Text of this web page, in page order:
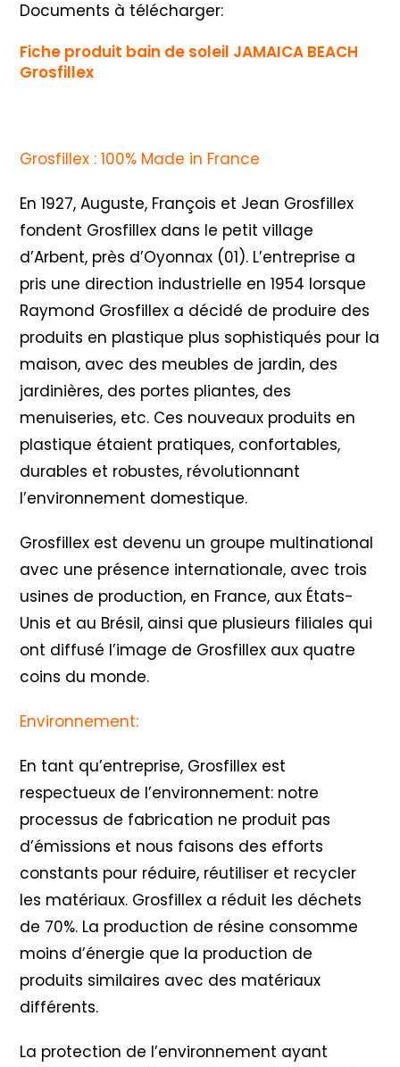
Documents à télécharger:
Fiche produit bain de soleil JAMAICA BEACH
Grosfillex
Grosfillex : 100% Made in France
En 1927, Auguste, François et Jean Grosfillex
fondent Grosfillex dans le petit village
d’Arbent, près d’Oyonnax (01). L’entreprise a
pris une direction industrielle en 1954 lorsque
Raymond Grosfillex a décidé de produire des
produits en plastique plus sophistiqués pour la
maison, avec des meubles de jardin, des
jardinières, des portes pliantes, des
menuiseries, etc. Ces nouveaux produits en
plastique étaient pratiques, confortables,
durables et robustes, révolutionnant
l’environnement domestique.
Grosfillex est devenu un groupe multinational
avec une présence internationale, avec trois
usines de production, en France, aux États-
Unis et au Brésil, ainsi que plusieurs filiales qui
ont diffusé l’image de Grosfillex aux quatre
coins du monde.
Environnement:
En tant qu’entreprise, Grosfillex est
respectueux de l’environnement: notre
processus de fabrication ne produit pas
d’émissions et nous faisons des efforts
constants pour réduire, réutiliser et recycler
les matériaux. Grosfillex a réduit les déchets
de 70%. La production de résine consomme
moins d’énergie que la production de
produits similaires avec des matériaux
différents.
La protection de l’environnement ayant